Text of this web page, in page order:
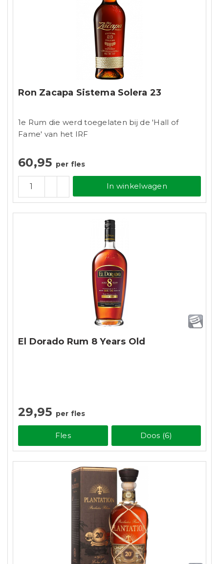
Ron Zacapa Sistema Solera 23
1e Rum die werd toegelaten bij de 'Hall of
Fame' van het IRF
60,95 per fles
In winkelwagen
El Dorado Rum 8 Years Old
29,95 per fles
Fles Doos (6)